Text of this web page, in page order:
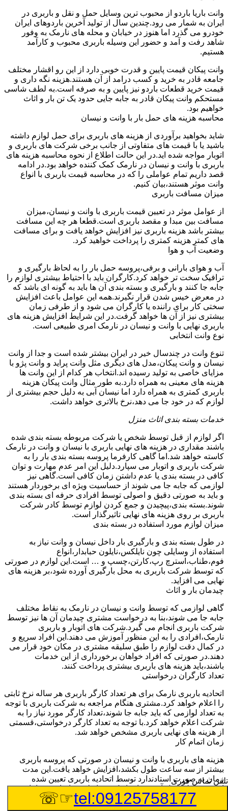
وانت باریا باردو از محبوب ترین وسایل حمل و نقل و باربری در
ایران به شمار می رود.چندین سال از تولید آخرین باردوهای ایران
خودرو می گذرد اما هنوز در خیابان و محله های نارمک به وفور
شاهد رفت و آمد و حضور این وسیله باربری محبوب و کارآمد
هستیم.
وانت پیکان قیمت پایین و قدرت خوبی دارد از این رو اقشار مختلف
جامعه قادر به خرید و کسب درامد از آن هستند.هزینه نگه داری و
قیمت خرید قطعات باردو نیز پایین و به صرفه است.به لطف شاسی
مستحکم وانت پیکان قادر به جابه جایی حدود یک تن بار و اثاث
خواهیم بود.
محاسبه هزینه های حمل بار با وانت و نیسان
شاید بخواهید برآوردی از هزینه های باربری برای حمل لوازم داشته
باشید یا با قیمت های متفاوتی از جانب برخی شرکت های باربری و
اتوبار مواجه شده اید.در این حالت اطلاع از نحوه محاسبه هزینه های
باربری با وانت و نیسان در نارمک کمک کننده خواهد بود.در ادامه
قصد داریم تمام عواملی را که در محاسبه قیمت باربری با انواع
وانت موثر هستند،بیان کنیم.
میزان مسافت باربری
از عوامل موثر در تعیین قیمت باربری با وانت و نیسان،میزان
مسافت بین مبدا و مقصد باربری است.قطعا هر چه این مسافت
بیشتر باشد هزینه باربری نیز افزایش خواهد یافت و برای مسافت
های کمتر هزینه کمتری را پرداخت خواهید کرد.
وضعیت آب و هوا
آب و هوای بارانی و برفی،پروسه حمل بار را به لحاظ بارگیری و
ترافیک سخت تر خواهد کرد.کارگران باید با احتیاط بیشتری لوازم را
جابه جا کنند و بارگیری و بسته بندی آن ها باید به گونه ای باشد که
در معرض خیس شدن قرار نگیرند.همه این عوامل باعث افزایش
سختی کار برای راننده یا کارگران می شود و از طرفی زمان
بیشتری نیز از آن ها خواهد گرفت.در این شرایط افزایش هزینه های
باربری نهایی با وانت و نیسان در نارمک امری طبیعی است.
نوع وانت انتخابی
تنوع وانت در چندسال خیر در ایران بیشتر شده است و جدا از وانت
نیسان و وانت پیکان،مدل های دیگری مثل وانت پراید و وانت پژو با
مزایای خاصی به تولید رسیده اند.انتخاب هر کدام از این وانت ها
هزینه های معینی به همراه دارد.به طور مثال وانت پیکان هزینه
باربری کمتری به همراه دارد اما نیسان آبی به دلیل حجم بیشتری از
لوازم که در خود جا می دهد،نرخ بالاتری خواهد داشت.
خدمات بسته بندی اثاث منزل
اگر لوازم از قبل توسط شخص یا شرکت مربوطه بسته بندی شده
باشند مقداری در هزینه های نهایی باربری با نیسان و وانت در نارمک
کاسته خواهد شد.اما گاهی کارفرما پروسه بسته بندی بار را به
شرکت باربری و اتوبار می سپارد.دلیل این امر عدم مهارت و توان
کافی در بسته بندی یا عدم داشتن زمان کافی است.گاهی نیز
لوازمی که جابه جا می شوند از حساسیت ویژه ای برخوردار هستند
و باید به صورتی دقیق و اصولی توسط افرادی حرفه ای بسته بندی
شوند.بسته بندی،پیچیدن و جمع کردن لوازم توسط کادر شرکت
باربری بر روی هزینه های نهایی تاثیرگذار است.
میزان لوازم مورد استفاده در بسته بندی
در طول بسته بندی و بارگیری بار داخل نیسان و وانت نیاز به
استفاده از وسایلی چون نایلکس،نایلون حبابدار،انواع
فوم،طناب،استرچ رپ،کارتن،چسپ و … است.این لوازم در صورتی
که توسط شرکت باربری به محل بارگیری آورده شود،بر هزینه های
نهایی می افزاید.
چیدمان بار و اثاث
گاهی لوازمی که توسط وانت و نیسان در نارمک به نقاط مختلف
جابه جا می شوند،بنا به درخواست مشتری چیدمان آن ها نیز توسط
شرکت باربری انجام می گیرد.شرکت های اتوبار و باربری
نارمک،افرادی را به این منظور آموزش می دهند.این افراد سریع و
در کمال دقت لوازم را طبق سلیقه مشتری در مکان خود قرار می
دهند.در صورتی که افراد خواهان برخورداری از این خدمات
باشند،باید هزینه های باربری بیشتری پرداخت کنند.
تعداد کارگران درخواستی
اتحادیه باربری نارمک برای هر تعداد کارگر باربری هر ساله نرخ ثابتی
را اعلام خواهد کرد.مشتری هنگام مراجعه به شرکت باربری با توجه
به تعداد لوازمی که باید جابه جا شوند،تعداد کارگر مورد نیاز را به
شرکت اعلام خواهد کرد.با توجه به تعداد کارگر درخواستی،قسمتی
از هزینه های نهایی باربری مشخص خواهد شد.
زمان اتمام کار
هزینه های باربری با وانت و نیسان در صورتی که پروسه باربری
بیشتر از سه ساعت طول بکشد،افزایش خواهد یافت.این مدت
زمان به صورت استادندارد توسط اتحادیه باربری تعیین شده
است.عواملی مثل آب وهوا،ترافیک،شرایط جغرافیایی مبدا یا حجم
زیاد لوازم ممکن است باعث افزایش مدت زمان بارگیری و باربری
شوند که افزایش هزینه های باربری را در پی خواهند داشت.
تلفن تماس فوری
tel:09125758177
☞☏